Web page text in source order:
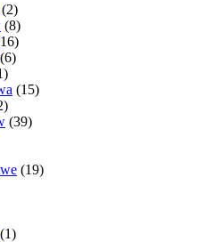
(2)
(8)
(6)
(15)
(39)
(19)
(1)